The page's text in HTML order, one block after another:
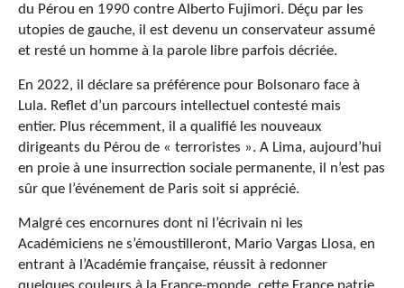
du Pérou en 1990 contre Alberto Fujimori. Déçu par les
utopies de gauche, il est devenu un conservateur assumé
et resté un homme à la parole libre parfois décriée.
En 2022, il déclare sa préférence pour Bolsonaro face à
Lula. Reflet d’un parcours intellectuel contesté mais
entier. Plus récemment, il a qualifié les nouveaux
dirigeants du Pérou de « terroristes ». A Lima, aujourd’hui
en proie à une insurrection sociale permanente, il n’est pas
sûr que l’événement de Paris soit si apprécié.
Malgré ces encornures dont ni l’écrivain ni les
Académiciens ne s’émoustilleront, Mario Vargas Llosa, en
entrant à l’Académie française, réussit à redonner